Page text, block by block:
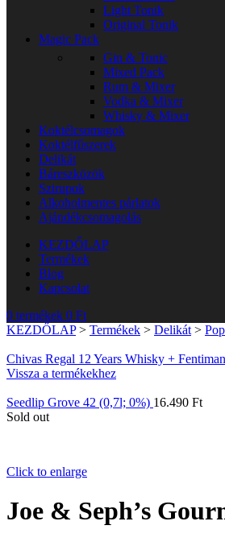
Light Tonik
Original Tonik
Magic Pack
Gin & Tonic
Mixed Pack
Rum & Mixer
Vodka & Mixer
Whisky & Mixer
Koktélcsomagok
Koktélfűszerek
Delikát
Báreszközök
Szirupok
Alkoholmentes párlatok
Ajándékcsomagolás
KEZDŐLAP
Termékek
Blog
Kapcsolat
0 termékek 0 Ft
KEZDŐLAP> Termékek > Delikát >
Chivas Regal 12 Years Whisky +
Vissza a termékekhez
Seedlip Grove 42 (0,7l; 0%) 16.490 Ft
Sold out
Click to enlarge
Joe & Seph’s